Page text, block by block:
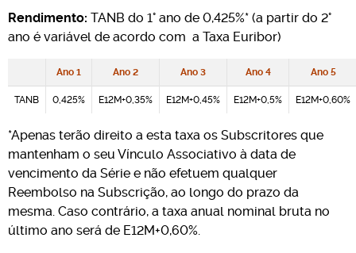
Rendimento: TANB do 1° ano de 0,425%* (a partir do 2°
ano é variável de acordo com a Taxa Euribor)
Ano 1 Ano 2 Ano 3 Ano 4 Ano 5
TANB 0,425% E12M+0,35% E12M+0,45% E12M+0,5% E12M+0,60%
*Apenas terão direito a esta taxa os Subscritores que
mantenham o seu Vínculo Associativo à data de
vencimento da Série e não efetuem qualquer
Reembolso na Subscrição, ao longo do prazo da
mesma. Caso contrário, a taxa anual nominal bruta no
último ano será de E12M+0,60%.